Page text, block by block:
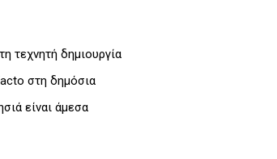
τεχνητή δημιουργία
στη δημόσια
είναι άμεσα